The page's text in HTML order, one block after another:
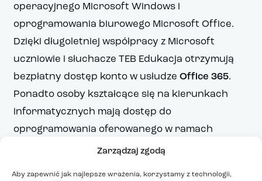
Zarządzaj zgodą
Aby zapewnić jak najlepsze wrażenia, korzystamy z technologii,
operacyjnego Microsoft Windows i
oprogramowania biurowego Microsoft Office.
Dzięki długoletniej współpracy z Microsoft
uczniowie i słuchacze TEB Edukacja otrzymują
bezpłatny dostęp konto w usłudze Office 365.
Ponadto osoby kształcące się na kierunkach
informatycznych mają dostęp do
oprogramowania oferowanego w ramach
subskrypcji programuMicrosoft Azure Dev